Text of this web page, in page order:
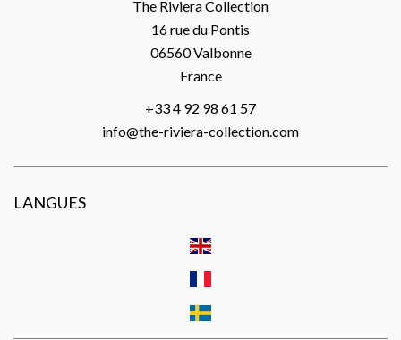
The Riviera Collection
16 rue du Pontis
06560Valbonne
France
+33 4 92 98 61 57
info@the-riviera-collection.com
LANGUES